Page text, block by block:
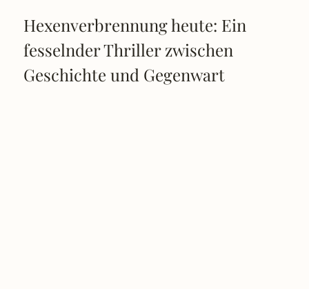
Hexenverbrennung heute: Ein
fesselnder Thriller zwischen
Geschichte und Gegenwart